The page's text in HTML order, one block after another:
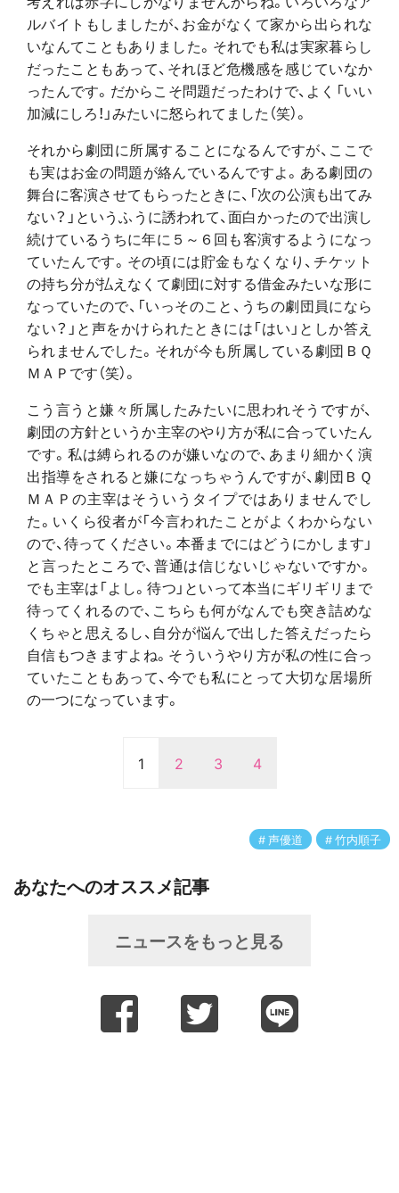
ルバイトもしましたが、お金がなくて家から出られな
いなんてこともありました。それでも私は実家暮らし
だったこともあって、それほど危機感を感じていなか
ったんです。だからこそ問題だったわけで、よく「いい
加減にしろ！」みたいに怒られてました（笑）。
それから劇団に所属することになるんですが、ここで
も実はお金の問題が絡んでいるんですよ。ある劇団の
舞台に客演させてもらったときに、「次の公演も出てみ
ない？」というふうに誘われて、面白かったので出演し
続けているうちに年に５～６回も客演するようになっ
ていたんです。その頃には貯金もなくなり、チケット
の持ち分が払えなくて劇団に対する借金みたいな形に
なっていたので、「いっそのこと、うちの劇団員になら
ない？」と声をかけられたときには「はい」としか答え
られませんでした。それが今も所属している劇団ＢＱ
ＭＡＰです（笑）。
こう言うと嫌々所属したみたいに思われそうですが、
劇団の方針というか主宰のやり方が私に合っていたん
です。私は縛られるのが嫌いなので、あまり細かく演
出指導をされると嫌になっちゃうんですが、劇団ＢＱ
ＭＡＰの主宰はそういうタイプではありませんでし
た。いくら役者が「今言われたことがよくわからない
ので、待ってください。本番までにはどうにかします」
と言ったところで、普通は信じないじゃないですか。
でも主宰は「よし。待つ」といって本当にギリギリまで
待ってくれるので、こちらも何がなんでも突き詰めな
くちゃと思えるし、自分が悩んで出した答えだったら
自信もつきますよね。そういうやり方が私の性に合っ
ていたこともあって、今でも私にとって大切な居場所
の一つになっています。
1 2 3 4
声優道 竹内順子
あなたへのオススメ記事
ニュースをもっと見る